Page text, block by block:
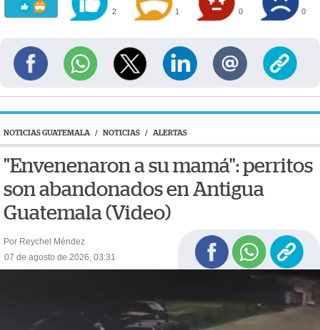
2 1 0 0
NOTICIAS GUATEMALA / NOTICIAS / ALERTAS
"Envenenaron a su mamá": perritos
son abandonados en Antigua
Guatemala (Video)
Por Reychel Méndez
07 de agosto de 2026, 03:31